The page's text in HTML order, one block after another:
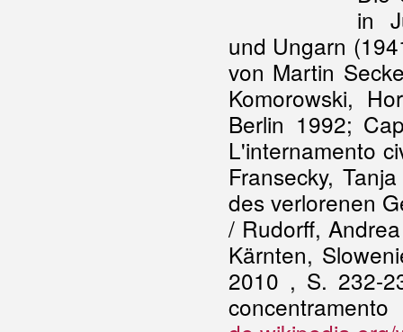
in
und Ungarn
von Martin
Komorowski,
Berlin 1992;
L'internamento
Fransecky,
des verlorenen
/ Rudorff,
Kärnten,
2010 , S. 232-